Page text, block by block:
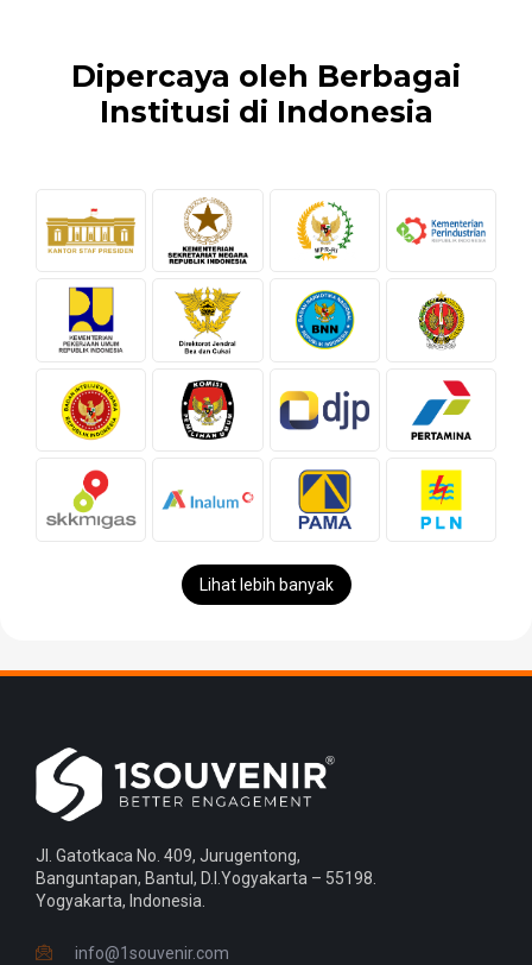
Dipercaya oleh Berbagai
Institusi di Indonesia
Lihat lebih banyak
Jl. Gatotkaca No. 409, Jurugentong,
Banguntapan, Bantul, D.I.Yogyakarta – 55198.
Yogyakarta, Indonesia.
info@1souvenir.com